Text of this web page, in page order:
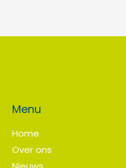
Menu
Home
Over ons